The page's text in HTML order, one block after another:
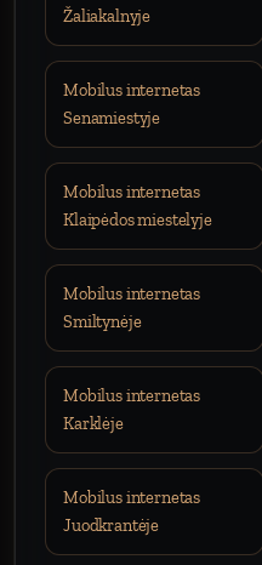
Žaliakalnyje
Mobilus internetas
Senamiestyje
Mobilus internetas
Klaipėdos miestelyje
Mobilus internetas
Smiltynėje
Mobilus internetas
Karklėje
Mobilus internetas
Juodkrantėje